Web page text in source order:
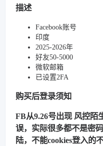
描述
Facebook账号
印度
2025-2026年
好友50-5000
微软邮箱
已设置2FA
购买后登录须知
FB从9.26号出现 风控陌
误，实际很多都不是密
陆，不能cookies登入的